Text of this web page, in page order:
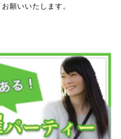
願いいたします。